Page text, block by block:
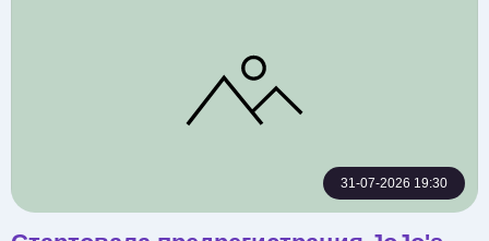
31-07-2026 19:30